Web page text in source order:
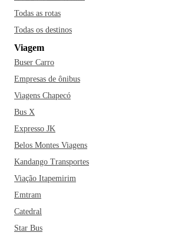
esperando o quê? Vai logo conhecer o Rio!
Todas as rotas
Todas os destinos
Viagem
Buser Carro
Empresas de ônibus
Viagens Chapecó
Bus X
Expresso JK
Belos Montes Viagens
Kandango Transportes
Viação Itapemirim
Emtram
Catedral
Star Bus